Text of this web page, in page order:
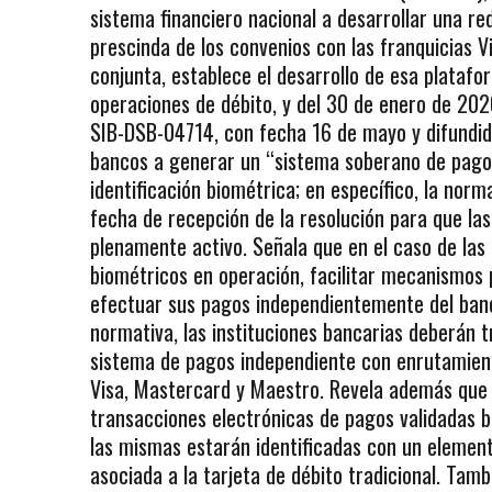
sistema financiero nacional a desarrollar una
prescinda de los convenios con las franquicias
conjunta, establece el desarrollo de esa
operaciones de débito, y del 30 de enero de
SIB-DSB-04714, con fecha 16 de mayo y
bancos a generar un “sistema soberano de
identificación biométrica; en específico, la
fecha de recepción de la resolución para que
plenamente activo. Señala que en el caso de
biométricos en operación, facilitar
efectuar sus pagos independientemente del
normativa, las instituciones bancarias
sistema de pagos independiente con
Visa, Mastercard y Maestro. Revela además
transacciones electrónicas de pagos
las mismas estarán identificadas con un
asociada a la tarjeta de débito tradicional.